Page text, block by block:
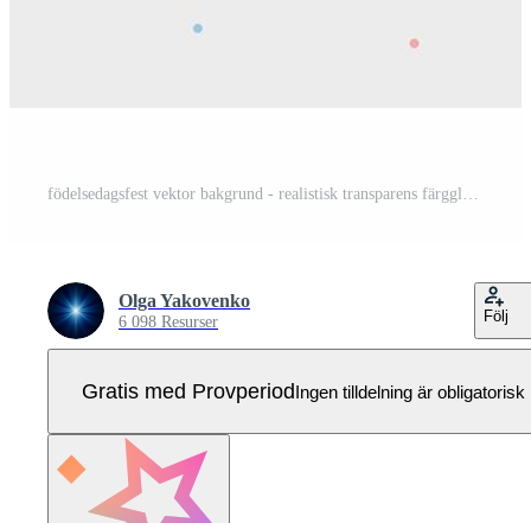
födelsedagsfest vektor bakgrund - realistisk transparens färgglada festliga ballonger, konfetti, band flyger för fester kort i isolerad vit bakgrund med plats för din text. Pro Vektor
Olga Yakovenko
6 098 Resurser Följ
Gratis med ProvperiodIngen tilldelning är obligatorisk